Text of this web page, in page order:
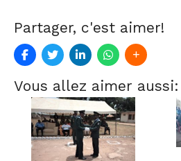
Partager, c'est aimer!
Vous allez aimer aussi: